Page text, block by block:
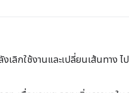
ลิกใช้งานและเปลี่ยนเส้นทาง